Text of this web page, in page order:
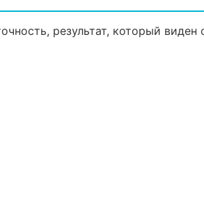
результат, который виден